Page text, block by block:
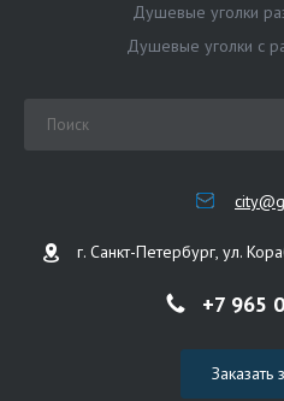
Душевые уголки
Душевые уголки с
г. Санкт-Петербург, ул.
+7 965
Заказать